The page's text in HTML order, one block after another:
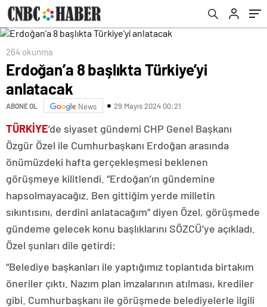
264 okunma
Erdoğan’a 8 başlıkta Türkiye’yi
anlatacak
ABONE OL News 29 Mayıs 2024 00:21
TÜRKİYE’de siyaset gündemi CHP Genel Başkanı
Özgür Özel ile Cumhurbaşkanı Erdoğan arasında
önümüzdeki hafta gerçekleşmesi beklenen
görüşmeye kilitlendi. “Erdoğan’ın gündemine
hapsolmayacağız. Ben gittiğim yerde milletin
sıkıntısını, derdini anlatacağım” diyen Özel, görüşmede
gündeme gelecek konu başlıklarını SÖZCÜ’ye açıkladı.
Özel şunları dile getirdi:
“Belediye başkanları ile yaptığımız toplantıda birtakım
öneriler çıktı. Nazım plan imzalarının atılması, krediler
gibi. Cumhurbaşkanı ile görüşmede belediyelerle ilgili